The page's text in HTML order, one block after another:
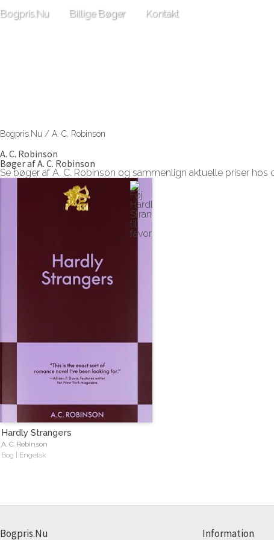
Bogpris.Nu Billige Bøger Kontakt
Bogpris.Nu / A. C. Robinson
A. C. Robinson
Bøger af A. C. Robinson
Se bøger af A. C. Robinson og sammenlign aktuelle priser hos
Se Hardly Strangers af A. C. Robinson
Hardly Strangers
A. C. Robinson
Bog | Engelsk
Bogpris.Nu Information